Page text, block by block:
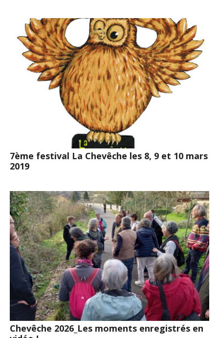
7ème festival La Chevêche les 8, 9 et 10 mars
2019
Chevêche 2026_Les moments enregistrés en